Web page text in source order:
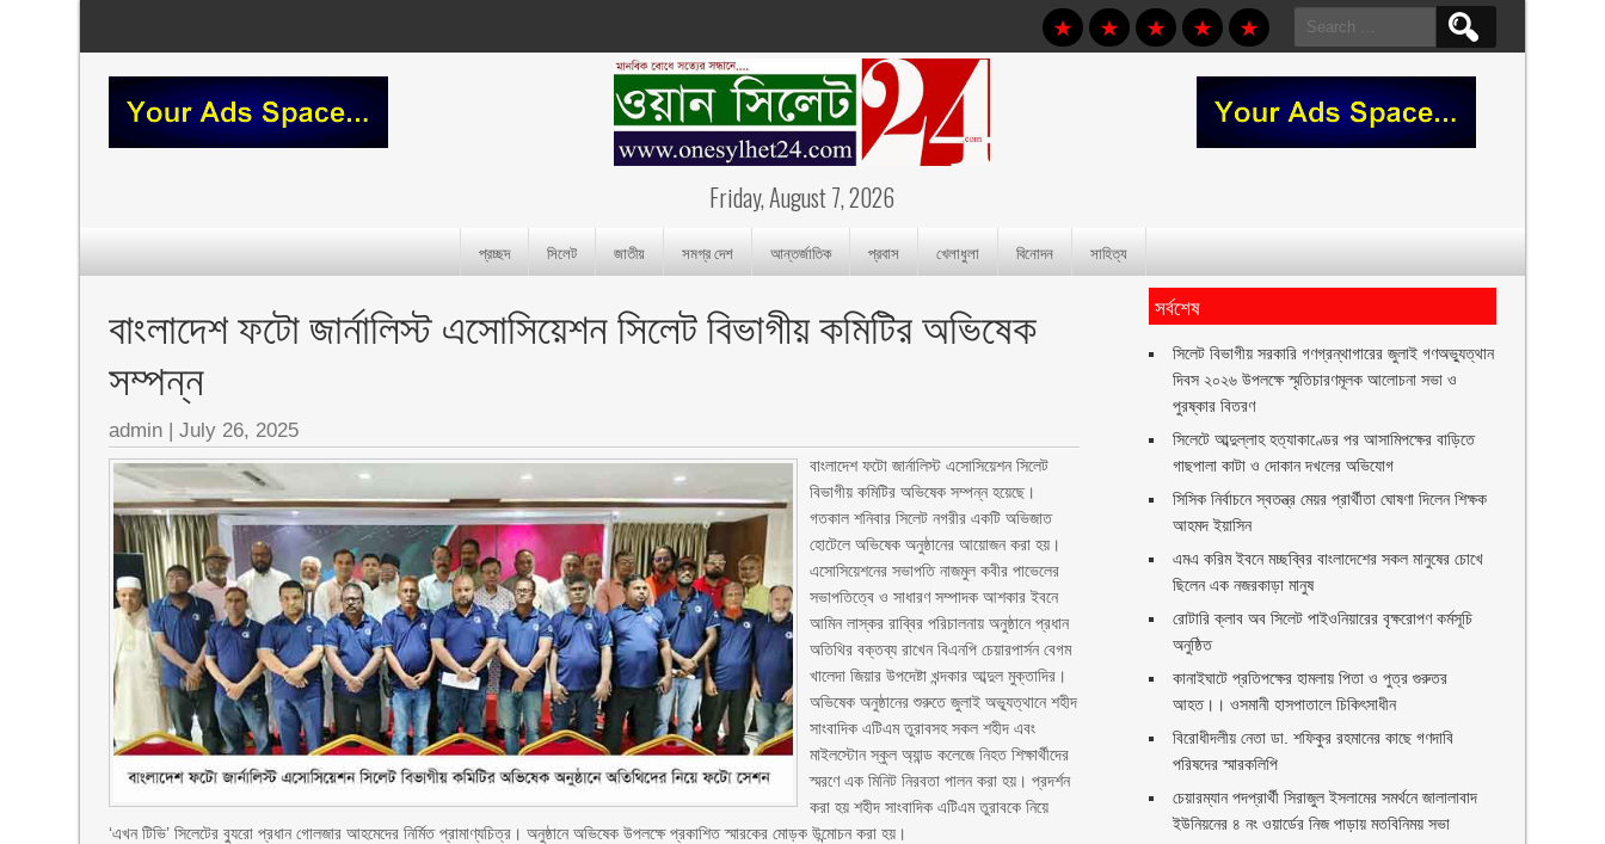
Search
for:
Friday, August 7, 2026
প্রচ্ছদ সিলেট জাতীয় সমগ্র দেশ আন্তর্জাতিক প্রবাস খেলাধুলা বিনোদন সাহিত্য
বাংলাদেশ ফটো জার্নালিস্ট এসোসিয়েশন সিলেট বিভাগীয় কমিটির অভিষেক
সম্পন্ন
admin |July 26, 2025
বাংলাদেশ ফটো জার্নালিস্ট এসোসিয়েশন সিলেট
বিভাগীয় কমিটির অভিষেক সম্পন্ন হয়েছে।
গতকাল শনিবার সিলেট নগরীর একটি অভিজাত
হোটেলে অভিষেক অনুষ্ঠানের আয়োজন করা হয়।
এসোসিয়েশনের সভাপতি নাজমুল কবীর পাভেলের
সভাপতিত্বে ও সাধারণ সম্পাদক আশকার ইবনে
আমিন লাস্কর রাব্বির পরিচালনায় অনুষ্ঠানে প্রধান
অতিথির বক্তব্য রাখেন বিএনপি চেয়ারপার্সন বেগম
খালেদা জিয়ার উপদেষ্টা খন্দকার আব্দুল মুক্তাদির।
অভিষেক অনুষ্ঠানের শুরুতে জুলাই অভ্যূত্থানে শহীদ
সাংবাদিক এটিএম তুরাবসহ সকল শহীদ এবং
মাইলস্টোন স্কুল অ্যান্ড কলেজে নিহত শিক্ষার্থীদের
স্মরণে এক মিনিট নিরবতা পালন করা হয়। প্রদর্শন
করা হয় শহীদ সাংবাদিক এটিএম তুরাবকে নিয়ে
‘এখন টিভি’ সিলেটের ব্যুরো প্রধান গোলজার আহমেদের নির্মিত প্রামাণ্যচিত্র। অনুষ্ঠানে অভিষেক উপলক্ষে প্রকাশিত স্মারকের মোড়ক উন্মোচন করা হয়।
সর্বশেষ
সিলেট বিভাগীয় সরকারি গণগ্রন্থাগারের জুলাই গণঅভ্যুত্থান
দিবস ২০২৬ উপলক্ষে স্মৃতিচারণমূলক আলোচনা সভা ও
পুরষ্কার বিতরণ ‎ ‎
সিলেটে আব্দুল্লাহ হত্যাকাণ্ডের পর আসামিপক্ষের বাড়িতে
গাছপালা কাটা ও দোকান দখলের অভিযোগ
সিসিক নির্বাচনে স্বতন্ত্র মেয়র প্রার্থীতা ঘোষণা দিলেন শিক্ষক
আহমদ ইয়াসিন
এমএ করিম ইবনে মচ্ছব্বির বাংলাদেশের সকল মানুষের চোখে
ছিলেন এক নজরকাড়া মানুষ ‎
রোটারি ক্লাব অব সিলেট পাইওনিয়ারের বৃক্ষরোপণ কর্মসূচি
অনুষ্ঠিত
কানাইঘাটে প্রতিপক্ষের হামলায় পিতা ও পুত্র গুরুতর
আহত।। ওসমানী হাসপাতালে চিকিৎসাধীন
বিরোধীদলীয় নেতা ডা. শফিকুর রহমানের কাছে গণদাবি
পরিষদের স্মারকলিপি ‎
চেয়ারম্যান পদপ্রার্থী সিরাজুল ইসলামের সমর্থনে জালালাবাদ
ইউনিয়নের ৪ নং ওয়ার্ডের নিজ পাড়ায় মতবিনিময় সভা